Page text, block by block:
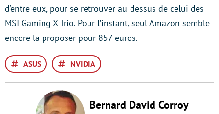
d’entre eux, pour se retrouver au-dessus de celui des
MSI Gaming X Trio. Pour l’instant, seul Amazon semble
encore la proposer pour 857 euros.
ASUS NVIDIA
Bernard David Corroy